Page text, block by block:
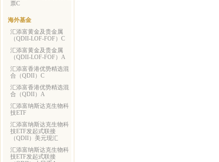
票C
海外基金
汇添富黄金及贵金属
（QDII-LOF-FOF）C
汇添富黄金及贵金属
（QDII-LOF-FOF）A
汇添富香港优势精选混
合（QDII）C
汇添富香港优势精选混
合（QDII）A
汇添富纳斯达克生物科
技ETF
汇添富纳斯达克生物科
技ETF发起式联接
（QDII）美元现汇
汇添富纳斯达克生物科
技ETF发起式联接